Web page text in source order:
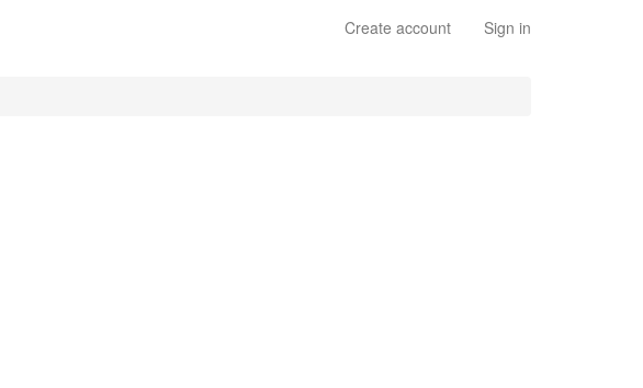
Create account Sign in